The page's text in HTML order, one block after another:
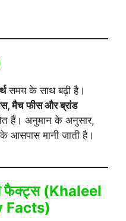
समय के साथ बढ़ी है।
मैच फीस और ब्रांड
हैं। अनुमान के अनुसार,
आसपास मानी जाती है।
फैक्ट्स (Khaleel
Facts)